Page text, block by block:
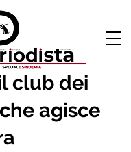
club dei
agisce